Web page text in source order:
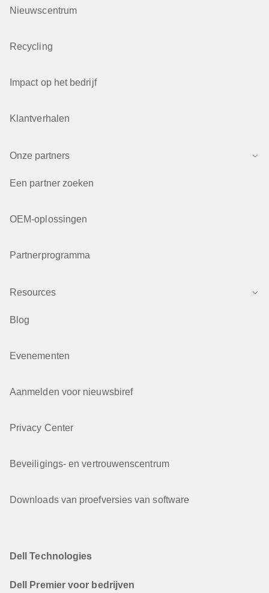
Nieuwscentrum
Recycling
Impact op het bedrijf
Klantverhalen
Onze partners
Een partner zoeken
OEM-oplossingen
Partnerprogramma
Resources
Blog
Evenementen
Aanmelden voor nieuwsbiref
Privacy Center
Beveiligings- en vertrouwenscentrum
Downloads van proefversies van software
Dell Technologies
Dell Premier voor bedrijven